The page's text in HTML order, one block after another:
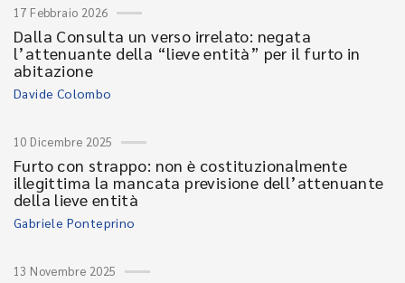
17 Febbraio 2026
Dalla Consulta un verso irrelato: negata
l’attenuante della “lieve entità” per il furto in
abitazione
Davide Colombo
10 Dicembre 2025
Furto con strappo: non è costituzionalmente
illegittima la mancata previsione dell’attenuante
della lieve entità
Gabriele Ponteprino
13 Novembre 2025